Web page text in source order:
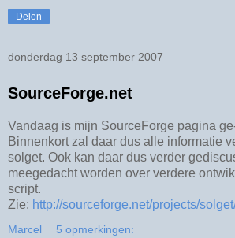
Delen
donderdag 13 september 2007
SourceForge.net
Vandaag is mijn SourceForge pagina
Binnenkort zal daar dus alle informatie
solget. Ook kan daar dus verder
meegedacht worden over verdere
script.
Zie: http://sourceforge.net/projects/
Marcel 5 opmerkingen: